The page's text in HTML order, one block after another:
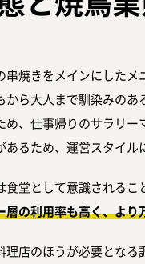
串焼きをメインにした
から大人まで馴染みの
め、仕事帰りのサラリ
るため、運営スタイル
食堂として意識される
層の利用率も高く、よ
店のほうが必要となる